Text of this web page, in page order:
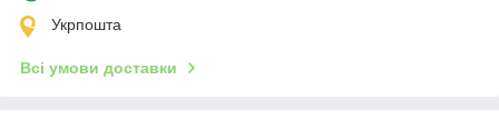
Укрпошта
Всі умови доставки